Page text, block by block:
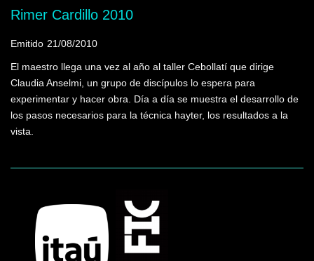
Rimer Cardillo 2010
Emitido 21/08/2010
El maestro llega una vez al año al taller Cebollatí que dirige
Claudia Anselmi, un grupo de discípulos lo espera para
experimentar y hacer obra. Día a día se muestra el desarrollo de
los pasos necesarios para la técnica hayter, los resultados a la
vista.